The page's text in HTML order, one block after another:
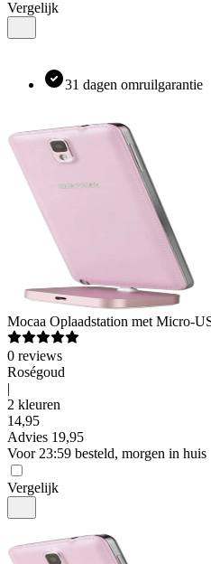
Vergelijk
31 dagen omruilgarantie
Mocaa Oplaadstation met Micro-
0 reviews
Roségoud
|
2 kleuren
14,95
Advies 19,95
Voor 23:59 besteld, morgen in huis
Vergelijk